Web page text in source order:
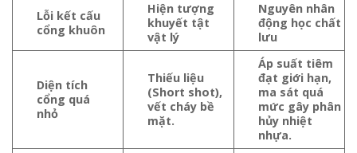
Lỗi kết cấu
cổng khuôn
Hiện tượng
khuyết tật
vật lý
Nguyên nhân
động học chất
lưu
Diện tích
cổng quá
nhỏ
Thiếu liệu
(Short shot),
vết cháy bề
mặt.
Áp suất tiêm
đạt giới hạn,
ma sát quá
mức gây phân
hủy nhiệt
nhựa.